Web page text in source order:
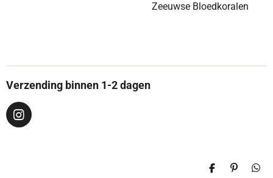
Zeeuwse Bloedkoralen
Verzending binnen 1-2 dagen
I
n
D
P
D